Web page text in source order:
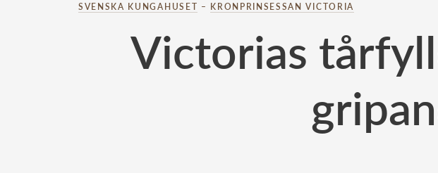
SVENSKA KUNGAHUSET – KRONPRINSESSAN VICTORIA
Victorias